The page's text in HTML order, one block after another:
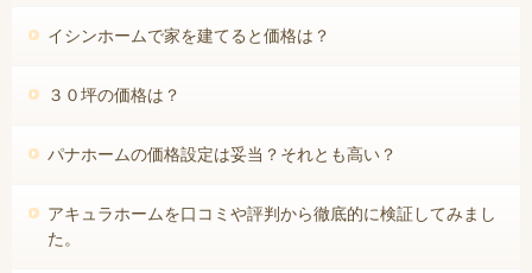
イシンホームで家を建てると価格は？
３０坪の価格は？
パナホームの価格設定は妥当？それとも高い？
アキュラホームを口コミや評判から徹底的に検証してみまし
た。